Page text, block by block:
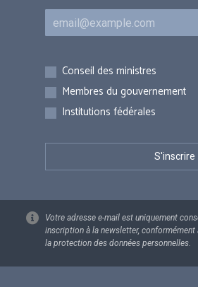
Courriel
Inscriptions
Conseil des ministres
Membres du gouvernement
Institutions fédérales
Votre adresse e-mail est uniquement
inscription à la newsletter, conformément
la protection des données personnelles.